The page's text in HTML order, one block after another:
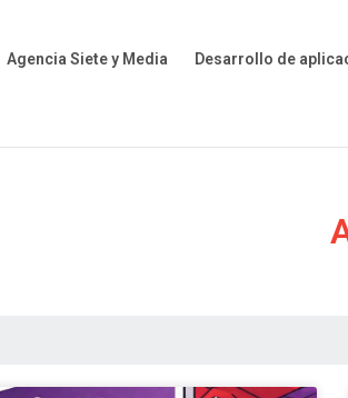
Agencia Siete y Media Desarrollo de